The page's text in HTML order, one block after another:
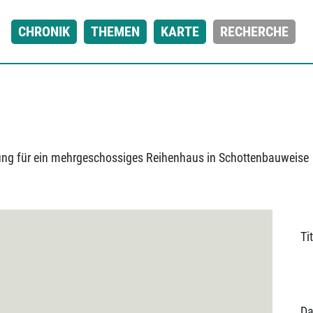
CHRONIK THEMEN KARTE RECHERCHE
für ein mehrgeschossiges Reihenhaus in Schottenbauweise